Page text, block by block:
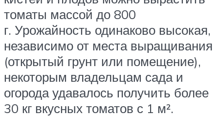
томаты массой до 800
г. Урожайность одинаково высокая,
независимо от места выращивания
(открытый грунт или помещение),
некоторым владельцам сада и
огорода удавалось получить более
30 кг вкусных томатов с 1 м².